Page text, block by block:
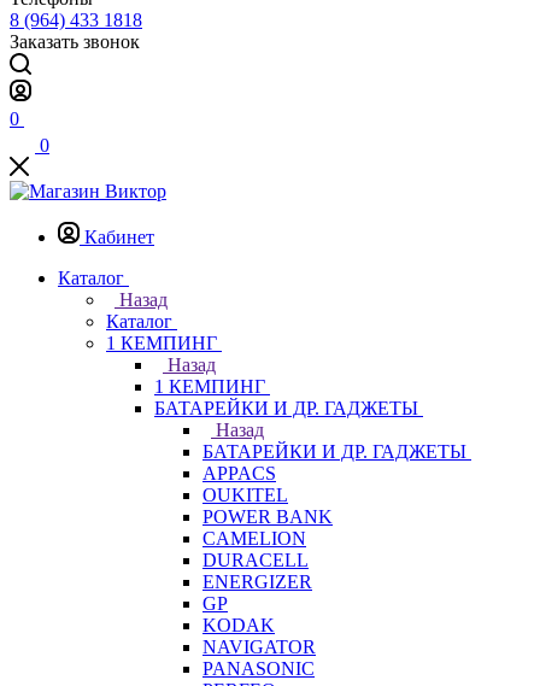
8 (964) 433 1818
Заказать звонок
0
0
Кабинет
Каталог
Назад
Каталог
1 КЕМПИНГ
Назад
1 КЕМПИНГ
БАТАРЕЙКИ И ДР. ГАДЖЕТЫ
Назад
БАТАРЕЙКИ И ДР. ГАДЖЕТЫ
APPACS
OUKITEL
POWER BANK
CAMELION
DURACELL
ENERGIZER
GP
KODAK
NAVIGATOR
PANASONIC